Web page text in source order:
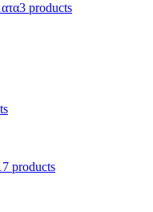
3 products
products